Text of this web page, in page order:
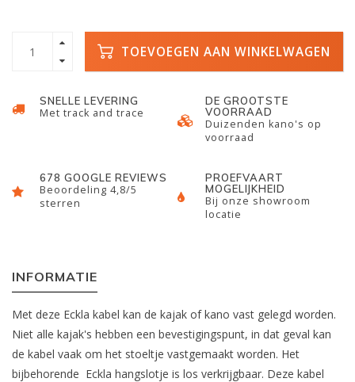
TOEVOEGEN AAN WINKELWAGEN
SNELLE LEVERING
Met track and trace
DE GROOTSTE
VOORRAAD
Duizenden kano's op
voorraad
678 GOOGLE REVIEWS
Beoordeling 4,8/5
sterren
PROEFVAART
MOGELIJKHEID
Bij onze showroom
locatie
INFORMATIE
Met deze Eckla kabel kan de kajak of kano vast gelegd worden.
Niet alle kajak's hebben een bevestigingspunt, in dat geval kan
de kabel vaak om het stoeltje vastgemaakt worden. Het
bijbehorende Eckla hangslotje is los verkrijgbaar. Deze kabel